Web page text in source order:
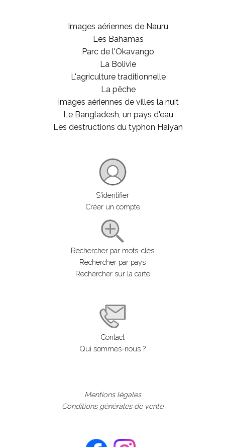
Images aériennes de Nauru
Les Bahamas
Parc de l'Okavango
La Bolivie
L'agriculture traditionnelle
La pêche
Images aériennes de villes la nuit
Le Bangladesh, un pays d'eau
Les destructions du typhon Haiyan
S'identifier
Créer un compte
Rechercher par mots-clés
Rechercher par pays
Rechercher sur la carte
Contact
Qui sommes-nous ?
Mentions légales
Conditions générales de vente